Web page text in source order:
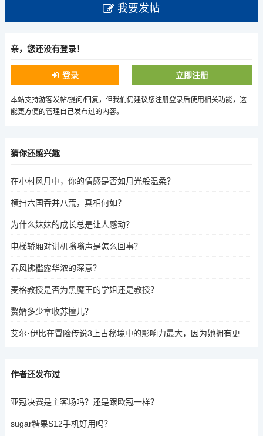
我要发帖
亲，您还没有登录！
登录 立即注册
本站支持游客发帖/提问/回复，但我们仍建议您注册登录后使用相关功能，这
能更方便的管理自己发布过的内容。
猜你还感兴趣
在小村风月中，你的情感是否如月光般温柔？
横扫六国吞并八荒，真相何如？
为什么妹妹的成长总是让人感动？
电梯轿厢对讲机嗡嗡声是怎么回事？
春风拂槛露华浓的深意？
麦格教授是否为黑魔王的学姐还是教授？
赘婿多少章收苏檀儿？
作者还发布过
亚冠决赛是主客场吗？还是跟欧冠一样？
sugar糖果S12手机好用吗？